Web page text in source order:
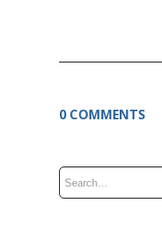
0 COMMENTS